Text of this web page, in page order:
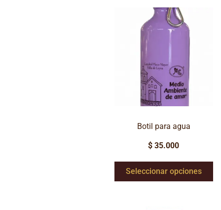
Botil para agua
$ 35.000
Seleccionar opciones